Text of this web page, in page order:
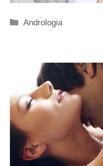
Categorie
Andrologia